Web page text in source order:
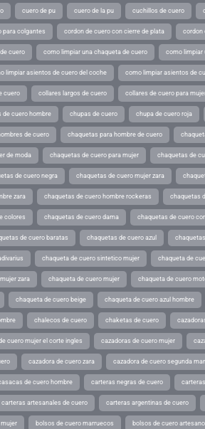
cuero de pu cuero de la pu cuchillos de cuero
para colgantes cordon de cuero con cierre de plata cordon
cuero como limpiar una chaqueta de cuero como limpiar
limpiar asientos de cuero del coche como limpiar asientos de
cuero collares largos de cuero collares de cuero para
de cuero hombre chupas de cuero chupa de cuero roja
de cuero chaquetas para hombre de cuero
de moda chaquetas de cuero para mujer chaquetas de
de cuero negra chaquetas de cuero mujer zara
zara chaquetas de cuero hombre rockeras chaquetas
colores chaquetas de cuero dama chaquetas de cuero
de cuero baratas chaquetas de cuero azul
chaqueta de cuero sintetico mujer chaqueta de
zara chaqueta de cuero mujer chaqueta de cuero
chaqueta de cuero beige chaqueta de cuero azul hombre
chalecos de cuero chaketas de cuero
cuero mujer el corte ingles cazadoras de cuero mujer
cazadora de cuero zara cazadora de cuero segunda
de cuero hombre carteras negras de cuero
carteras artesanales de cuero carteras argentinas de cuero
mujer bolsos de cuero marruecos bolsos de cuero